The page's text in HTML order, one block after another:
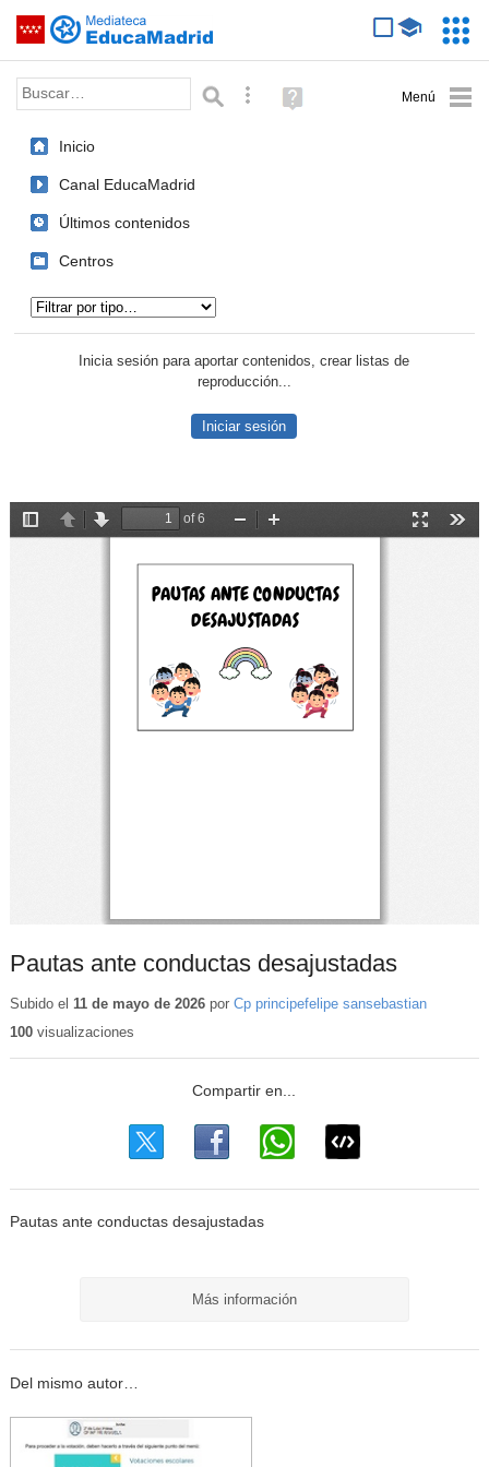
Saltar navegación
Palabra o frase: Búsqueda avanzada
Ayuda
(en
Inicio
Canal EducaMadrid
Últimos contenidos
Centros
Inicia sesión para aportar contenidos, crear listas de
reproducción...
Iniciar sesión
Pautas ante conductas desajustadas
Subido el 11 de mayo de 2026por Cp principefelipe sansebastian
100visualizaciones
Pautas ante conductas desajustadas
Más información
Del mismo autor…